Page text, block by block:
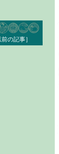
の記事］